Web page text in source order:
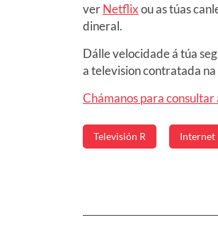
verNetflixou as túas
dineral.
Dálle velocidade á túa
a television contratada
Chámanos para consultar
Televisión R Internet